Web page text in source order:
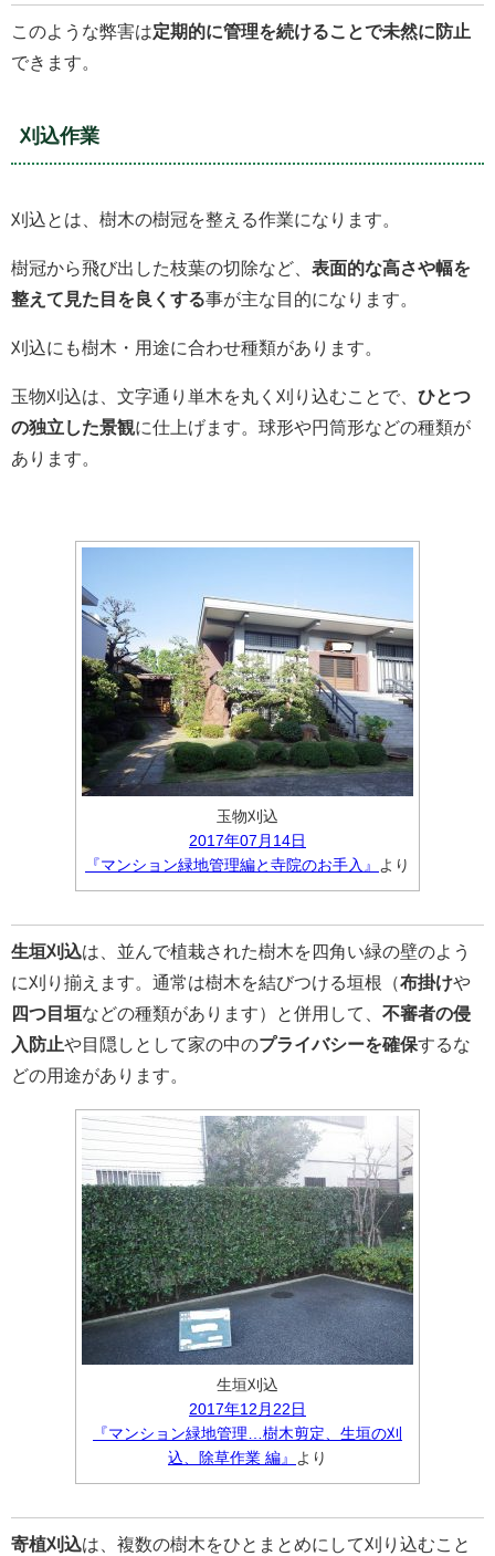
このような弊害は定期的に管理を続けることで未然に防止
できます。
刈込作業
刈込とは、樹木の樹冠を整える作業になります。
樹冠から飛び出した枝葉の切除など、 表面的な高さや幅を
整えて見た目を良くする事が主な目的になります。
刈込にも樹木・用途に合わせ種類があります。
玉物刈込は、文字通り単木を丸く刈り込むことで、 ひとつ
の独立した景観に仕上げます。球形や円筒形などの種類が
あります。
玉物刈込
2017年07月14日
『マンション緑地管理編と寺院のお手入』
より
生垣刈込は、並んで植栽された樹木を四角い緑の壁のよう
に刈り揃えます。通常は樹木を結びつける垣根（布掛けや
四つ目垣などの種類があります）と併用して、 不審者の侵
入防止や目隠しとして家の中のプライバシーを確保するな
どの用途があります。
生垣刈込
2017年12月22日
『マンション緑地管理…樹木剪定、生垣の刈
込、除草作業 編』
より
寄植刈込は、複数の樹木をひとまとめにして刈り込むこと